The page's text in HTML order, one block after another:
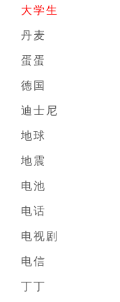
大学生
丹麦
蛋蛋
德国
迪士尼
地球
地震
电池
电话
电视剧
电信
丁丁